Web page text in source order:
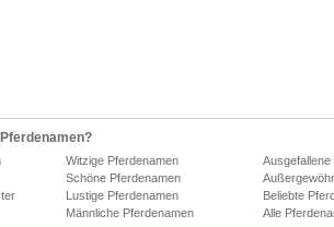
Witzige Pferdenamen
Schöne Pferdenamen
Lustige Pferdenamen
Beliebte
Männliche Pferdenamen Alle